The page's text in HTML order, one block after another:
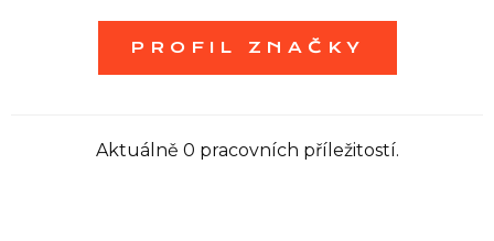
PROFIL ZNAČKY
Aktuálně 0 pracovních příležitostí.